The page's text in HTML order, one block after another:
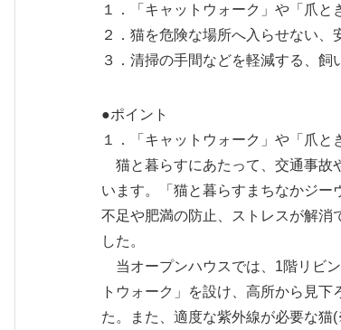
１．「キャットウォーク」や「爪
２．猫を危険な場所へ入らせない、
３．清掃の手間などを軽減する、飼
●ポイント
１．「キャットウォーク」や「爪
猫と暮らすにあたって、交通事故
います。「猫と暮らすまちなかジ
不足や肥満の防止、ストレスが解消
した。
当オープンハウスでは、1階リビ
トウォーク」を設け、高所から見
た。また、適度な紫外線が必要な